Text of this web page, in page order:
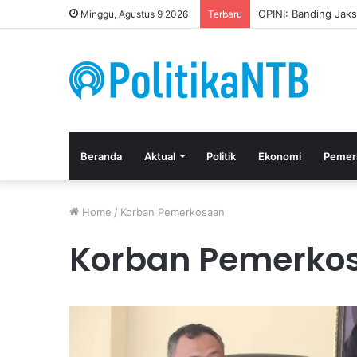
Minggu, Agustus 9 2026 Terbaru OPINI: Banding
Beranda Aktual Politik Ekonomi
Home / Korban Pemerkosaan
Korban